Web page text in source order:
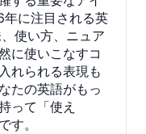
に注目される英
使い方、ニュア
に使いこなすコ
れられる表現も
たの英語がもっ
って「使え
す。